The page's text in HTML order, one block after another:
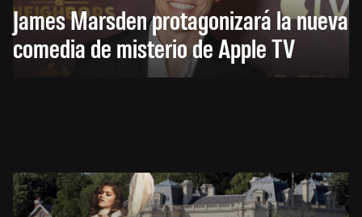
James Marsden protagonizará la nueva
comedia de misterio de Apple TV